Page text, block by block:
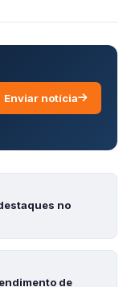
Enviar notícia
no
de